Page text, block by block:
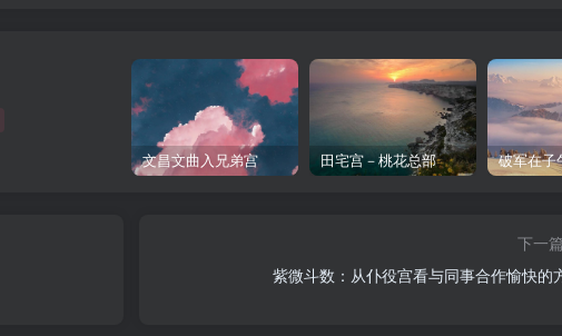
文昌文曲入兄弟宫 田宅宫－桃花总部 破军在子
下一篇
紫微斗数：从仆役宫看与同事合作愉快的